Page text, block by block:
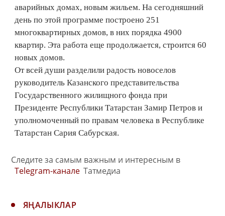
аварийных домах, новым жильем. На сегодняшний
день по этой программе построено 251
многоквартирных домов, в них порядка 4900
квартир. Эта работа еще продолжается, строится 60
новых домов.
От всей души разделили радость новоселов
руководитель Казанского представительства
Государственного жилищного фонда при
Президенте Республики Татарстан Замир Петров и
уполномоченный по правам человека в Республике
Татарстан Сария Сабурская.
Следите за самым важным и интересным в
Telegram-канале Татмедиа
ЯҢАЛЫКЛАР